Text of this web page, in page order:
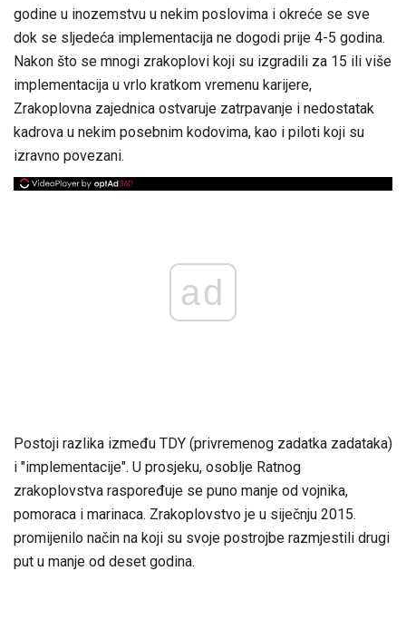
godine u inozemstvu u nekim poslovima i okreće se sve
dok se sljedeća implementacija ne dogodi prije 4-5 godina.
Nakon što se mnogi zrakoplovi koji su izgradili za 15 ili više
implementacija u vrlo kratkom vremenu karijere,
Zrakoplovna zajednica ostvaruje zatrpavanje i nedostatak
kadrova u nekim posebnim kodovima, kao i piloti koji su
izravno povezani.
ad
Postoji razlika između TDY (privremenog zadatka zadataka)
i "implementacije". U prosjeku, osoblje Ratnog
zrakoplovstva raspoređuje se puno manje od vojnika,
pomoraca i marinaca. Zrakoplovstvo je u siječnju 2015.
promijenilo način na koji su svoje postrojbe razmjestili drugi
put u manje od deset godina.